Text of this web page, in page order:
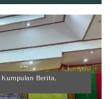
Kumpulan Berita ,